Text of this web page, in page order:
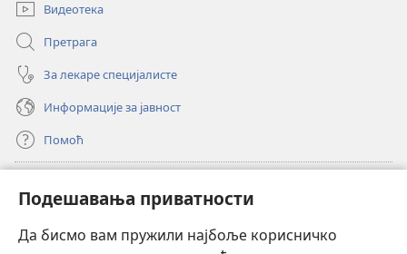
Подешавања приватности
Да бисмо вам пружили најбоље корисничко
Видеотека
Претрага
За лекаре специјалисте
Информације за јавност
Помоћ
(отвара
нови
прозор)ОНЛАЈН БИБЛИОТЕКА Watchtower
(отвара